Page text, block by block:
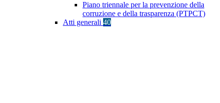
Piano triennale per la prevenzione della
corruzione e della trasparenza (PTPCT)
Atti generali 40